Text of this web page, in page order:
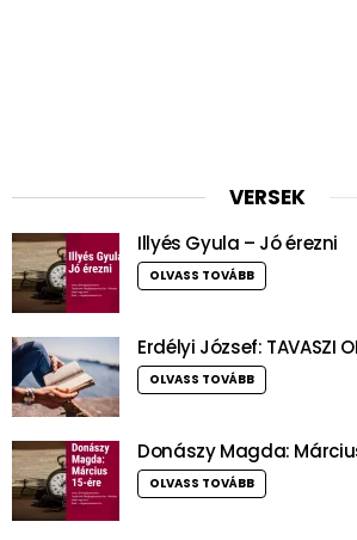
VERSEK
Illyés Gyula – Jó érezni
OLVASS TOVÁBB
Erdélyi József: TAVASZI
OLVASS TOVÁBB
Donászy Magda:
OLVASS TOVÁBB